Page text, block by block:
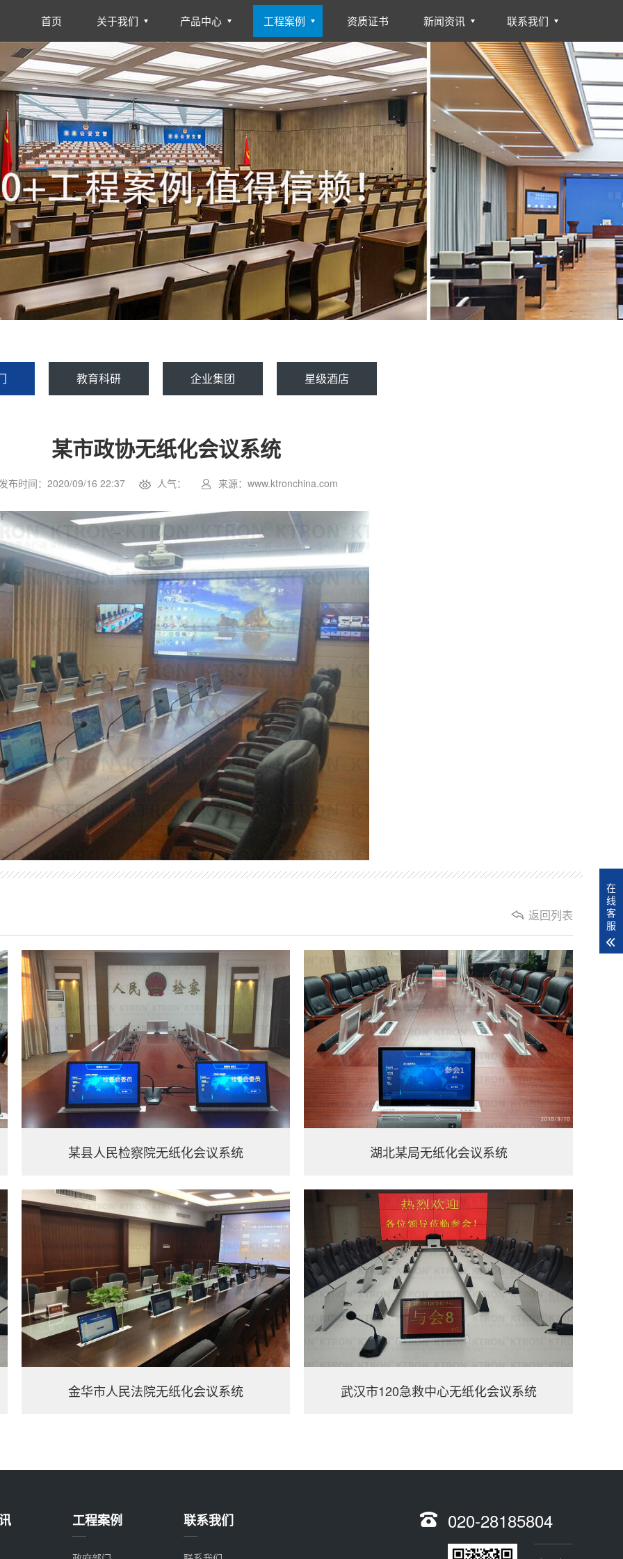
首页 关于我们 产品中心 工程案例 资质证书 新闻资讯 联系我们
教育科研 企业集团 星级酒店
某市政协无纸化会议系统
布时间：2020/09/16 22:37 人气： 来源：www.ktronchina.com
返回列表
某县人民检察院无纸化会议系统 湖北某局无纸化会议系统
金华市人民法院无纸化会议系统 武汉市120急救中心无纸化会议系统
工程案例 联系我们 020-28185804
在
线
客
服